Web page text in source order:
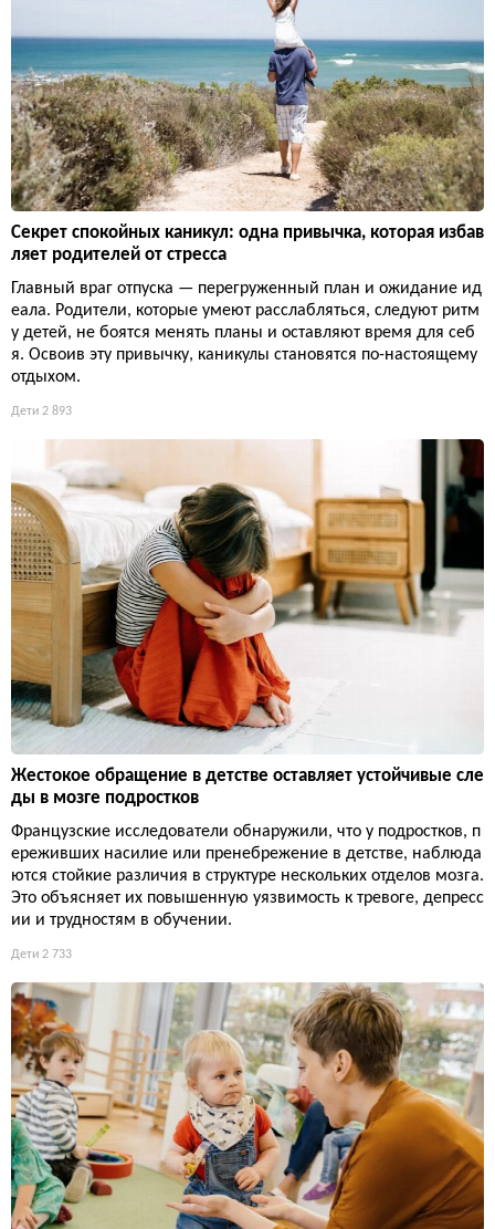
Секрет спокойных каникул: одна привычка, которая избав
ляет родителей от стресса
Главный враг отпуска — перегруженный план и ожидание ид
еала. Родители, которые умеют расслабляться, следуют ритм
у детей, не боятся менять планы и оставляют время для себ
я. Освоив эту привычку, каникулы становятся по-настоящему
отдыхом.
Дети 2 893
Жестокое обращение в детстве оставляет устойчивые сле
ды в мозге подростков
Французские исследователи обнаружили, что у подростков, п
ереживших насилие или пренебрежение в детстве, наблюда
ются стойкие различия в структуре нескольких отделов мозга.
Это объясняет их повышенную уязвимость к тревоге, депресс
ии и трудностям в обучении.
Дети 2 733